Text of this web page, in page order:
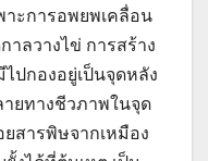
ะการอพยพเคลื่อน
ลวางไข่ การสร้าง
ปกองอยู่เป็นจุดหลัง
ยทางชีวภาพในจุด
สารพิษจากเหมือง